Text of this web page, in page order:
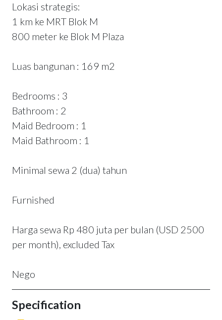
Lokasi strategis:
1 km ke MRT Blok M
800 meter ke Blok M Plaza
Luas bangunan : 169 m2
Bedrooms : 3
Bathroom : 2
Maid Bedroom : 1
Maid Bathroom : 1
Minimal sewa 2 (dua) tahun
Furnished
Harga sewa Rp 480 juta per bulan (USD 2500
per month), excluded Tax
Nego
Specification